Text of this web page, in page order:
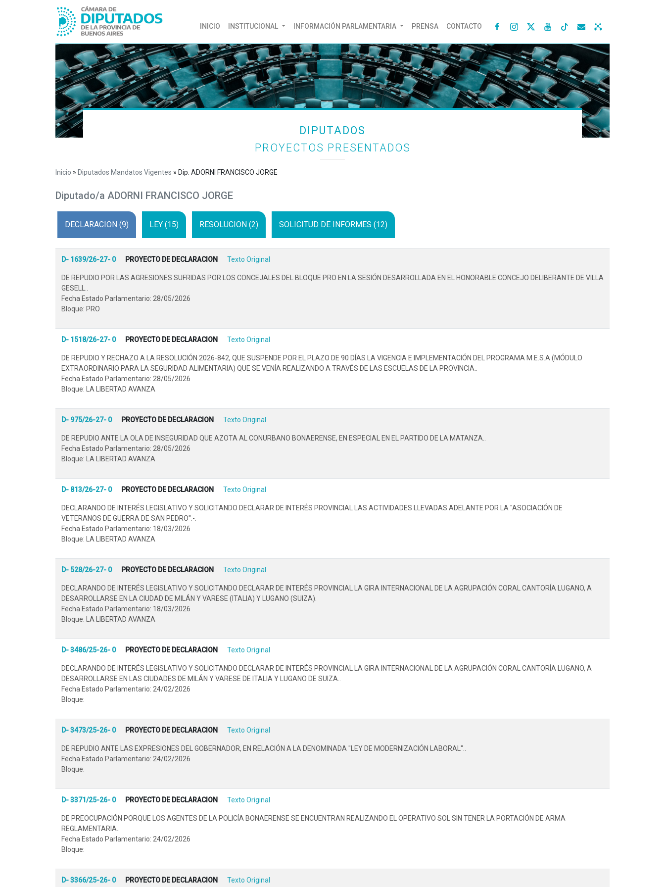
INICIO (CURRENT)
INSTITUCIONAL INFORMACIÓN PARLAMENTARIA PRENSA CONTACTO    
DIPUTADOS
PROYECTOS PRESENTADOS
Inicio » Diputados Mandatos Vigentes » Dip. ADORNI FRANCISCO JORGE
Diputado/a ADORNI FRANCISCO JORGE
DECLARACION (9) LEY (15) RESOLUCION (2) SOLICITUD DE INFORMES (12)
D- 1639/26-27- 0 PROYECTO DE DECLARACION Texto Original
DE REPUDIO POR LAS AGRESIONES SUFRIDAS POR LOS CONCEJALES DEL BLOQUE PRO EN LA SESIÓN DESARROLLADA EN EL HONORABLE CONCEJO DELIBERANTE DE VILLA
GESELL..
Fecha Estado Parlamentario: 28/05/2026
Bloque: PRO
D- 1518/26-27- 0 PROYECTO DE DECLARACION Texto Original
DE REPUDIO Y RECHAZO A LA RESOLUCIÓN 2026-842, QUE SUSPENDE POR EL PLAZO DE 90 DÍAS LA VIGENCIA E IMPLEMENTACIÓN DEL PROGRAMA M.E.S.A (MÓDULO
EXTRAORDINARIO PARA LA SEGURIDAD ALIMENTARIA) QUE SE VENÍA REALIZANDO A TRAVÉS DE LAS ESCUELAS DE LA PROVINCIA..
Fecha Estado Parlamentario: 28/05/2026
Bloque: LA LIBERTAD AVANZA
D- 975/26-27- 0 PROYECTO DE DECLARACION Texto Original
DE REPUDIO ANTE LA OLA DE INSEGURIDAD QUE AZOTA AL CONURBANO BONAERENSE, EN ESPECIAL EN EL PARTIDO DE LA MATANZA..
Fecha Estado Parlamentario: 28/05/2026
Bloque: LA LIBERTAD AVANZA
D- 813/26-27- 0 PROYECTO DE DECLARACION Texto Original
DECLARANDO DE INTERÉS LEGISLATIVO Y SOLICITANDO DECLARAR DE INTERÉS PROVINCIAL LAS ACTIVIDADES LLEVADAS ADELANTE POR LA "ASOCIACIÓN DE
VETERANOS DE GUERRA DE SAN PEDRO".-.
Fecha Estado Parlamentario: 18/03/2026
Bloque: LA LIBERTAD AVANZA
D- 528/26-27- 0 PROYECTO DE DECLARACION Texto Original
DECLARANDO DE INTERÉS LEGISLATIVO Y SOLICITANDO DECLARAR DE INTERÉS PROVINCIAL LA GIRA INTERNACIONAL DE LA AGRUPACIÓN CORAL CANTORÍA LUGANO, A
DESARROLLARSE EN LA CIUDAD DE MILÁN Y VARESE (ITALIA) Y LUGANO (SUIZA).
Fecha Estado Parlamentario: 18/03/2026
Bloque: LA LIBERTAD AVANZA
D- 3486/25-26- 0 PROYECTO DE DECLARACION Texto Original
DECLARANDO DE INTERÉS LEGISLATIVO Y SOLICITANDO DECLARAR DE INTERÉS PROVINCIAL LA GIRA INTERNACIONAL DE LA AGRUPACIÓN CORAL CANTORÍA LUGANO, A
DESARROLLARSE EN LAS CIUDADES DE MILÁN Y VARESE DE ITALIA Y LUGANO DE SUIZA..
Fecha Estado Parlamentario: 24/02/2026
Bloque:
D- 3473/25-26- 0 PROYECTO DE DECLARACION Texto Original
DE REPUDIO ANTE LAS EXPRESIONES DEL GOBERNADOR, EN RELACIÓN A LA DENOMINADA "LEY DE MODERNIZACIÓN LABORAL"..
Fecha Estado Parlamentario: 24/02/2026
Bloque:
D- 3371/25-26- 0 PROYECTO DE DECLARACION Texto Original
DE PREOCUPACIÓN PORQUE LOS AGENTES DE LA POLICÍA BONAERENSE SE ENCUENTRAN REALIZANDO EL OPERATIVO SOL SIN TENER LA PORTACIÓN DE ARMA
REGLAMENTARIA..
Fecha Estado Parlamentario: 24/02/2026
Bloque:
D- 3366/25-26- 0 PROYECTO DE DECLARACION Texto Original